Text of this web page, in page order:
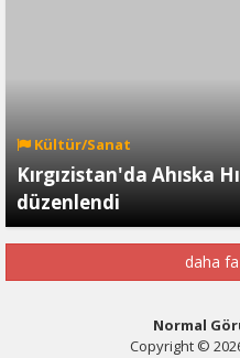
Kültür/Sanat
Kırgızistan'da Ahıska
düzenlendi
daha
Normal
Copyright ©